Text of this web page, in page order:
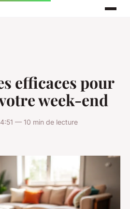
efficaces pour
week-end
— 10 min de lecture